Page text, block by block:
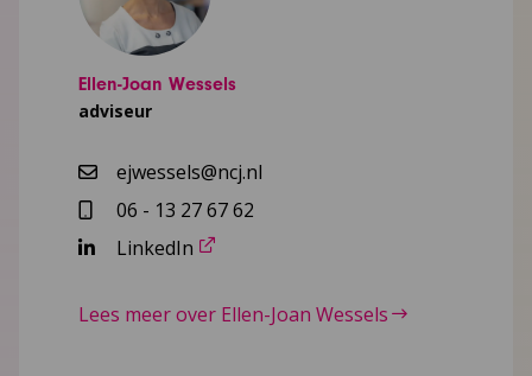
Ellen-Joan Wessels
adviseur
ejwessels@ncj.nl
06 - 13 27 67 62
LinkedIn
Lees meer over Ellen-Joan Wessels